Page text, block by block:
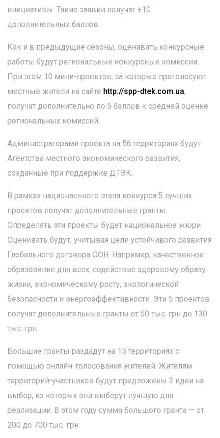
инициативы. Такие заявки получат +10
дополнительных баллов.
Как и в предыдущие сезоны, оценивать конкурсные
работы будут региональные конкурсные комиссии.
При этом 10 мини-проектов, за которые проголосуют
местные жители на сайте http://spp-dtek.com.ua,
получат дополнительно по 5 баллов к средней оценке
региональных комиссий.
Администраторами проекта на 56 территориях будут
Агентства местного экономического развития,
созданные при поддержке ДТЭК.
В рамках национального этапа конкурса 5 лучших
проектов получат дополнительные гранты.
Определять эти проекты будет национальное жюри.
Оценивать будут, учитывая цели устойчивого развития
Глобального договора ООН. Например, качественное
образование для всех, содействие здоровому образу
жизни, экономическому росту, экологической
безопасности и энергоэффективности. Эти 5 проектов
получат дополнительные гранты от 50 тыс. грн до 130
тыс. грн.
Большие гранты раздадут на 15 территориях с
помощью онлайн-голосования жителей. Жителям
территорий-участников будут предложены 3 идеи на
выбор, из которых они выберут лучшую для
реализации. В этом году сумма большого гранта — от
200 до 700 тыс. грн.